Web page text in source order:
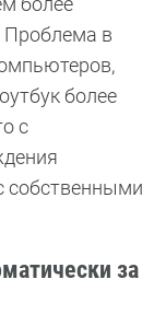
Проблема в
более
с
собственными
за